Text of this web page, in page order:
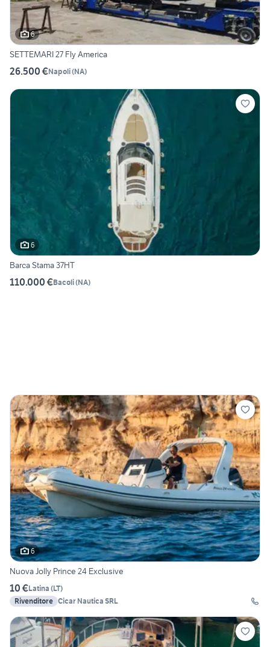
6
SETTEMARI 27 Fly America
26.500 €Napoli(NA)
6
Barca Stama 37HT
110.000 €Bacoli(NA)
6
Nuova Jolly Prince 24 Exclusive
10 €Latina (LT)
Rivenditore Cicar Nautica SRL